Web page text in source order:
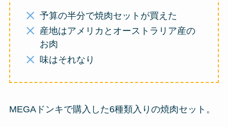
予算の半分で焼肉セットが買えた
産地はアメリカとオーストラリア産の
お肉
味はそれなり
MEGAドンキで購入した6種類入りの焼肉セット。